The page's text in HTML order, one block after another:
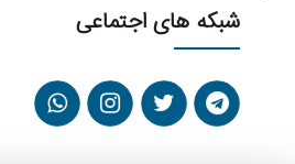
شبکه های اجتماعی